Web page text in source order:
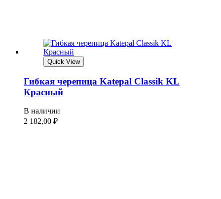
Quick View
Гибкая черепица Katepal Classik KL
Красный
В наличии
2 182,00 ₽